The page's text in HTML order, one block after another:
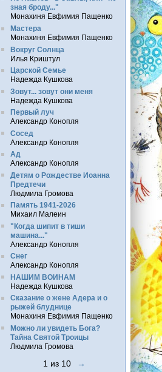
зная броду..."
Монахиня Евфимия Пащенко
Мастера
Монахиня Евфимия Пащенко
Вокруг Солнца
Илья Криштул
Царской Семье
Надежда Кушкова
Зовут... зовут они меня
Надежда Кушкова
Первый луч
Александр Конопля
Сосед
Александр Конопля
Ад
Александр Конопля
Детям о Рождестве Иоанна
Предтечи
Людмила Громова
Память 1941-2026
Михаил Малеин
"Когда шипит в тиши
машина..."
Александр Конопля
Снег
Александр Конопля
НАШИМ ВОИНАМ
Надежда Кушкова
Сказание о жене Адера и о
рыжей блуднице
Монахиня Евфимия Пащенко
Можно ли увидеть Бога?
Тайна Святой Троицы
Людмила Громова
1 из 10 →